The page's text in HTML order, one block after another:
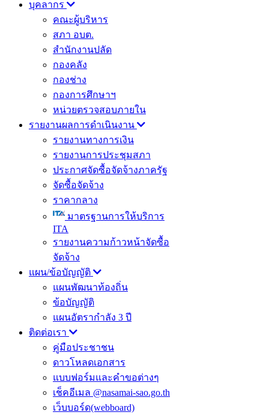
บุคลากร
คณะผู้บริหาร
สภา อบต.
สำนักงานปลัด
กองคลัง
กองช่าง
กองการศึกษาฯ
หน่วยตรวจสอบภายใน
รายงานผลการดำเนินงาน
รายงานทางการเงิน
รายงานการประชุมสภา
ประกาศจัดซื้อจัดจ้างภาครัฐ
จัดซื้อจัดจ้าง
ราคากลาง
มาตรฐานการให้บริการ
ITA
รายงานความก้าวหน้าจัดซื้อ
จัดจ้าง
แผน/ข้อบัญญัติ
แผนพัฒนาท้องถิ่น
ข้อบัญญัติ
แผนอัตรากำลัง 3 ปี
ติดต่อเรา
คู่มือประชาชน
ดาวโหลดเอกสาร
แบบฟอร์มและคำขอต่างๆ
เช็คอีเมล @nasamai-sao.go.th
เว็บบอร์ด(webboard)